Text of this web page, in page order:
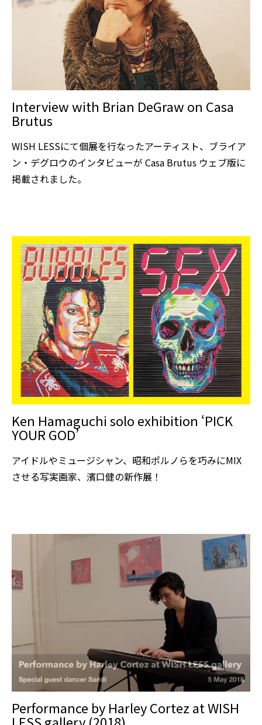
Interview with Brian DeGraw on Casa
Brutus
WISH LESSにて個展を行なったアーティスト、ブライア
ン・デグロウのインタビューが Casa Brutus ウェブ版に
掲載されました。
Ken Hamaguchi solo exhibition ‘PICK
YOUR GOD’
アイドルやミュージシャン、昭和ポルノらを巧みにMIX
させる写実画家、濱口健の新作展！
Performance by Harley Cortez at WISH